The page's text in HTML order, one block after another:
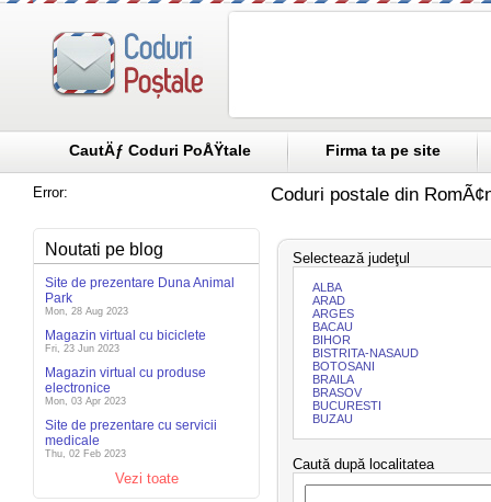
CautÄƒ Coduri PoÅŸtale Firma ta pe site
Error:
Noutati pe blog
Site de prezentare Duna Animal
Park
Mon, 28 Aug 2023
Magazin virtual cu biciclete
Fri, 23 Jun 2023
Magazin virtual cu produse
electronice
Mon, 03 Apr 2023
Site de prezentare cu servicii
medicale
Thu, 02 Feb 2023
Vezi toate
Coduri postale din
Selectează judeţul
ALBA
ARAD
ARGES
BACAU
BIHOR
BISTRITA-NASAUD
BOTOSANI
BRAILA
BRASOV
BUCURESTI
BUZAU
Caută după localitatea